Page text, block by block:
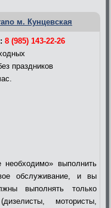
м. Кунцевская
8 (985) 143-22-26
праздников
выполнить
обслуживание, и вы
выполнять только
мотористы,